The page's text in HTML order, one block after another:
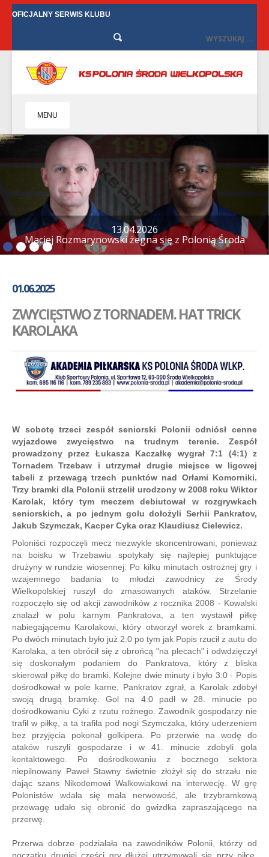
OFICJALNY SERWIS KLUBU
MENU
HOME
KLUB
BIZNES
SENIORZY
SENIORKI
BILETY
KONTAKT
SKLEP
PLAN TRENINGÓW
12.04.2026
Tylko remis w Starych Oborzyskach
01.06.2025
ZWYCIĘSTWO Z TORNADEM. HAT TRICK
KAROLAKA
W sobotę trzeci zespół seniorski Polonii odniósł cenne
wyjazdowe zwycięstwo na trudnym terenie. Zespół
prowadzony przez Łukasza Kaczałkę wygrał 7:1 (4:1) z
Tornadem Trzebaw i utrzymał drugie miejsce w ligowej
tabeli z przewagą trzech punktów nad Orłami Komorniki.
Trzy bramki dla Polonii strzelił urodzony w 2008 roku Wiktor
Karolak, który tym meczem debiutował w rozgrywkach
seniorskich, a po jednym golu dołożyli Serhii Pankratov,
Jakub Szymczak, Kacper Cyka oraz Klaudiusz Cielewicz.
Poloniści rozpoczęli mecz niezwykle skoncentrowani, ponieważ
na boisku w Trzebawiu spotykały się najlepiej punktujące
drużyny w rundzie wiosennej. Po kilku minutach ostrożnej gry i
wzajemnego badania to młodzi zawodnicy ze Środy
Wielkopolskiej ruszyl do zmasowanych ataków. Strzelanie
rozpoczęło się od akcji zawodników z rocznika 2008 - Kowalski
znalazł w polu karnym Pankratova, a ten wystawił piłkę
nabiegającemu Karolakowi, który otworzył worek z bramkami.
Po dwóch minutach było już 2:0 po tym jak Popis rzucił z autu do
Karolaka, a ten obrócił się z obrońcą "na plecach" i odwdzięczył
się doskonałym podaniem do Pankratova, który z bliska
skierował piłkę do bramki. Kolejne dwie minuty i było 3:0 - Popis
dośrodkował w pole karne, Pankratov zgrał, a Karolak zdobył
swoją drugą bramkę. Gol na 4:0 padł w 28. minucie po
dośrodkowaniu Cyki z rzutu rożnego. Zawodnik gospodarzy nie
trafił w piłkę, a ta trafiła pod nogi Szymczaka, który uderzeniem
bez przyjęcia pokonał golkipera. Po przerwie na wodę do
ataków ruszyli gospodarze i w 41. minucie zdobyli gola
kontaktowego. Po dośrodkowaniu z bocznego sektora
niepilnowany Paweł Stawny świetnie złożył się do strzału nie
dając szans Nikodemowi Walkowiakowi na interwecję. W grę
Polonistów wdała się mała nerwowość, ale trzybramkową
przewagę udało się obronić do gwizdka zapraszającego na
przerwę.
Przerwa dobrze podziałała na zawodników Polonii, którzy od